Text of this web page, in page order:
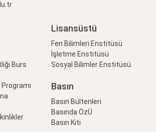
Burs
Lisansüstü
Fen Bilimleri Enstitüsü
İşletme Enstitüsü
Sosyal Bilimler Enstitüsü
Basın
Basın Bültenleri
Basında ÖzÜ
Basın Kiti